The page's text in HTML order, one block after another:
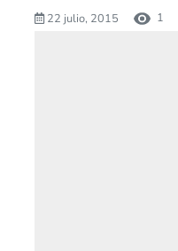
22 julio, 2015 1